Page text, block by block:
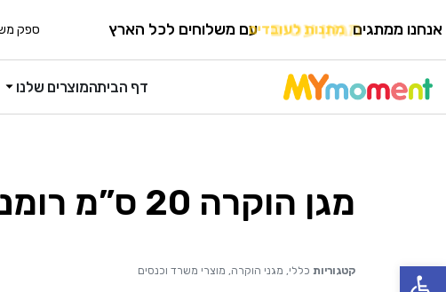
פתח סרגל נגישות
אנחנו ממתגיםמגוון עטיםעם משלוחים לכל הארץ ספק משרד
דף הביתהמוצרים שלנו
מגן הוקרה 20 ס”מ רומניה
קטגוריות כללי, מגני הוקרה, מוצרי משרד וכנסים